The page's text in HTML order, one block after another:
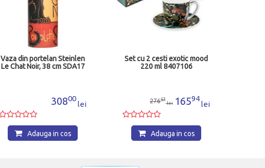
Vaza din portelan Steinlen
Le Chat Noir, 38 cm SDA17
30800
lei
Adauga in cos
Set cu 2 cesti exotic mood
220 ml 8407106
27657
lei 16594
lei
Adauga in cos